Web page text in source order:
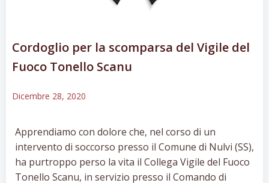
Cordoglio per la scomparsa del Vigile del
Fuoco Tonello Scanu
Dicembre 28, 2020
Apprendiamo con dolore che, nel corso di un
intervento di soccorso presso il Comune di Nulvi (SS),
ha purtroppo perso la vita il Collega Vigile del Fuoco
Tonello Scanu, in servizio presso il Comando di